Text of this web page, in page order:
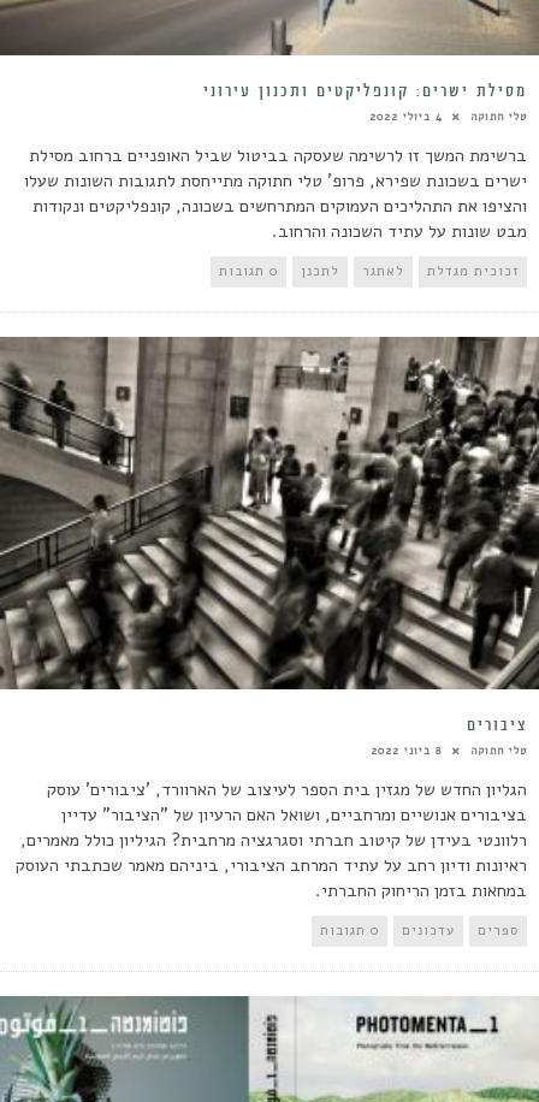
מסילת ישרים: קונפליקטים ותכנון עירוני
טלי חתוקה 4 ביולי 2022
ברשימת המשך זו לרשימה שעסקה בביטול שביל האופניים ברחוב מסילת
ישרים בשכונת שפירא, פרופ' טלי חתוקה מתייחסת לתגובות השונות שעלו
והציפו את התהליכים העמוקים המתרחשים בשכונה, קונפליקטים ונקודות
מבט שונות על עתיד השכונה והרחוב.
זכוכית מגדלת לאתגר לתכנן 0 תגובות
ציבורים
טלי חתוקה 8 ביוני 2022
הגליון החדש של מגזין בית הספר לעיצוב של הארוורד, 'ציבורים' עוסק
בציבורים אנושיים ומרחביים, ושואל האם הרעיון של "הציבור" עדיין
רלוונטי בעידן של קיטוב חברתי וסגרגציה מרחבית? הגיליון כולל מאמרים,
ראיונות ודיון רחב על עתיד המרחב הציבורי, ביניהם מאמר שכתבתי העוסק
במחאות בזמן הריחוק החברתי.
ספרים עדכונים 0 תגובות